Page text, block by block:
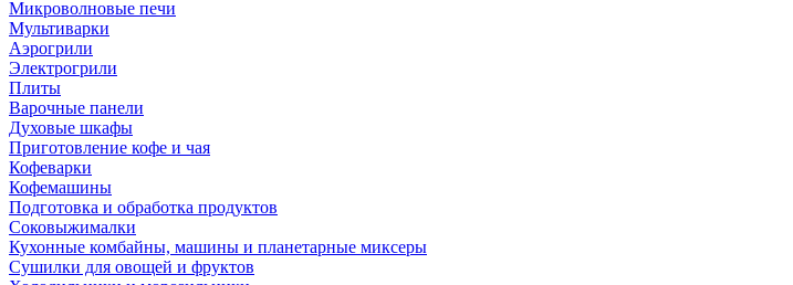
Микроволновые печи
Мультиварки
Аэрогрили
Электрогрили
Плиты
Варочные панели
Духовые шкафы
Приготовление кофе и чая
Кофеварки
Кофемашины
Подготовка и обработка продуктов
Соковыжималки
Кухонные комбайны, машины и планетарные миксеры
Сушилки для овощей и фруктов